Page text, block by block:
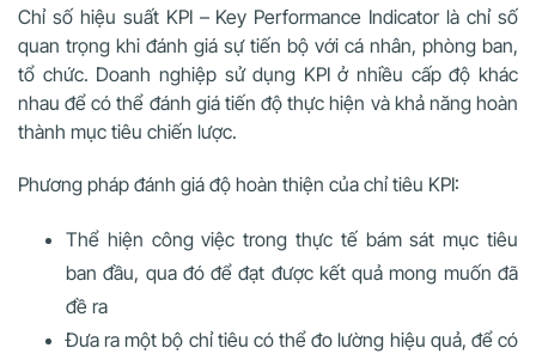
Chỉ số hiệu suất KPI – Key Performance Indicator là chỉ số
quan trọng khi đánh giá sự tiến bộ với cá nhân, phòng ban,
tổ chức. Doanh nghiệp sử dụng KPI ở nhiều cấp độ khác
nhau để có thể đánh giá tiến độ thực hiện và khả năng hoàn
thành mục tiêu chiến lược.
Phương pháp đánh giá độ hoàn thiện của chỉ tiêu KPI:
Thể hiện công việc trong thực tế bám sát mục tiêu
ban đầu, qua đó để đạt được kết quả mong muốn đã
đề ra
Đưa ra một bộ chỉ tiêu có thể đo lường hiệu quả, để có